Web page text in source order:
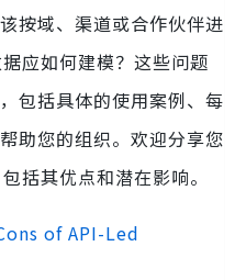
按域、渠道或合作伙伴进
应如何建模？这些问题
包括具体的使用案例、每
助您的组织。欢迎分享您
括其优点和潜在影响。
of API-Led